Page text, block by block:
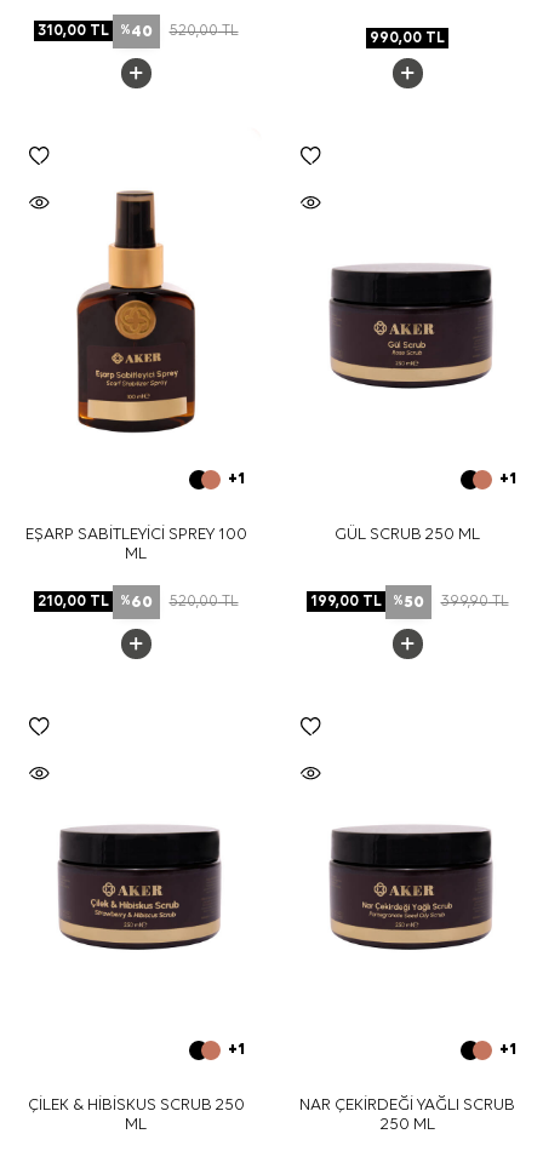
310,00TL %40 520,00TL 990,00 TL
+1
EŞARP SABİTLEYİCİ SPREY 100
ML
210,00TL %60 520,00TL
+1
GÜL SCRUB 250 ML
199,00TL %50 399,90TL
+1
ÇİLEK & HİBİSKUS SCRUB 250
ML
+1
NAR ÇEKİRDEĞİ YAĞLI SCRUB
250 ML